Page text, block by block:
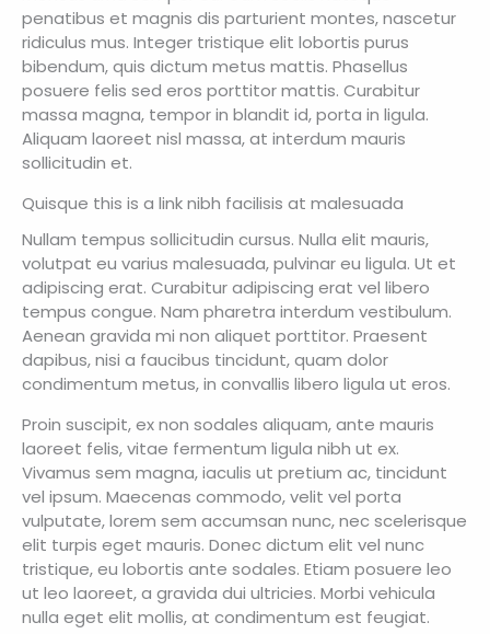
penatibus et magnis dis parturient montes, nascetur
ridiculus mus. Integer tristique elit lobortis purus
bibendum, quis dictum metus mattis. Phasellus
posuere felis sed eros porttitor mattis. Curabitur
massa magna, tempor in blandit id, porta in ligula.
Aliquam laoreet nisl massa, at interdum mauris
sollicitudin et.
Quisque this is a link nibh facilisis at malesuada
Nullam tempus sollicitudin cursus. Nulla elit mauris,
volutpat eu varius malesuada, pulvinar eu ligula. Ut et
adipiscing erat. Curabitur adipiscing erat vel libero
tempus congue. Nam pharetra interdum vestibulum.
Aenean gravida mi non aliquet porttitor. Praesent
dapibus, nisi a faucibus tincidunt, quam dolor
condimentum metus, in convallis libero ligula ut eros.
Proin suscipit, ex non sodales aliquam, ante mauris
laoreet felis, vitae fermentum ligula nibh ut ex.
Vivamus sem magna, iaculis ut pretium ac, tincidunt
vel ipsum. Maecenas commodo, velit vel porta
vulputate, lorem sem accumsan nunc, nec scelerisque
elit turpis eget mauris. Donec dictum elit vel nunc
tristique, eu lobortis ante sodales. Etiam posuere leo
ut leo laoreet, a gravida dui ultricies. Morbi vehicula
nulla eget elit mollis, at condimentum est feugiat.